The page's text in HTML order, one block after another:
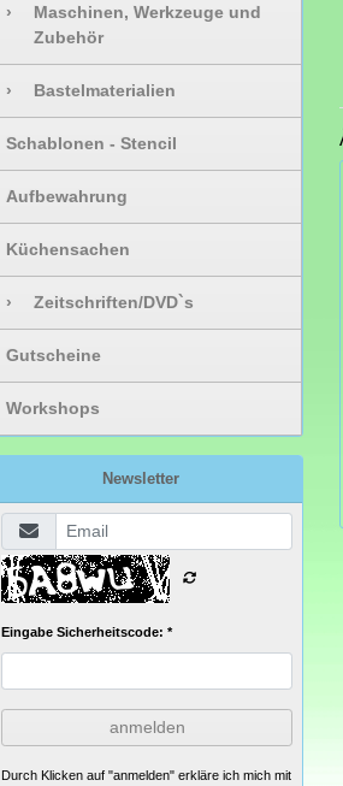
›
Maschinen, Werkzeuge und
Zubehör
› Bastelmaterialien
Schablonen - Stencil
Aufbewahrung
Küchensachen
› Zeitschriften/DVD`s
Gutscheine
Workshops
Newsletter
Eingabe Sicherheitscode: *
anmelden
Durch Klicken auf "anmelden" erkläre ich mich mit